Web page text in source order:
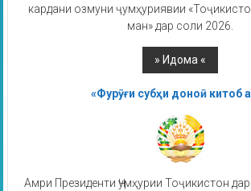
кардани озмуни ҷумҳуриявии
ман» дар соли 2026.
«Фурӯғи субҳи доноӣ китоб
Амри Президенти Ҷумҳурии Тоҷикистон